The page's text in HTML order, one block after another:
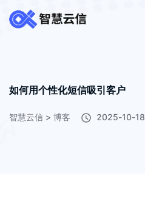
如何用个性化短信吸引客户
智慧云信 > 博客 2025-10-18